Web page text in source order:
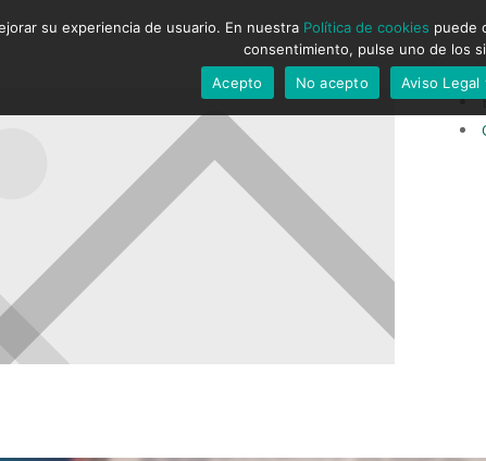
su experiencia de usuario. En nuestra Política de cookies puede
consentimiento, pulse uno de los
Acepto
No acepto Aviso Legal